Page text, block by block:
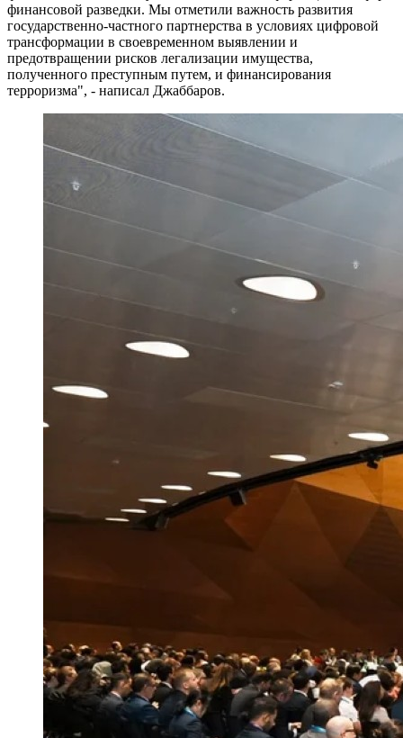
финансовой разведки. Мы отметили важность развития
государственно-частного партнерства в условиях цифровой
трансформации в своевременном выявлении и
предотвращении рисков легализации имущества,
полученного преступным путем, и финансирования
терроризма", - написал Джаббаров.